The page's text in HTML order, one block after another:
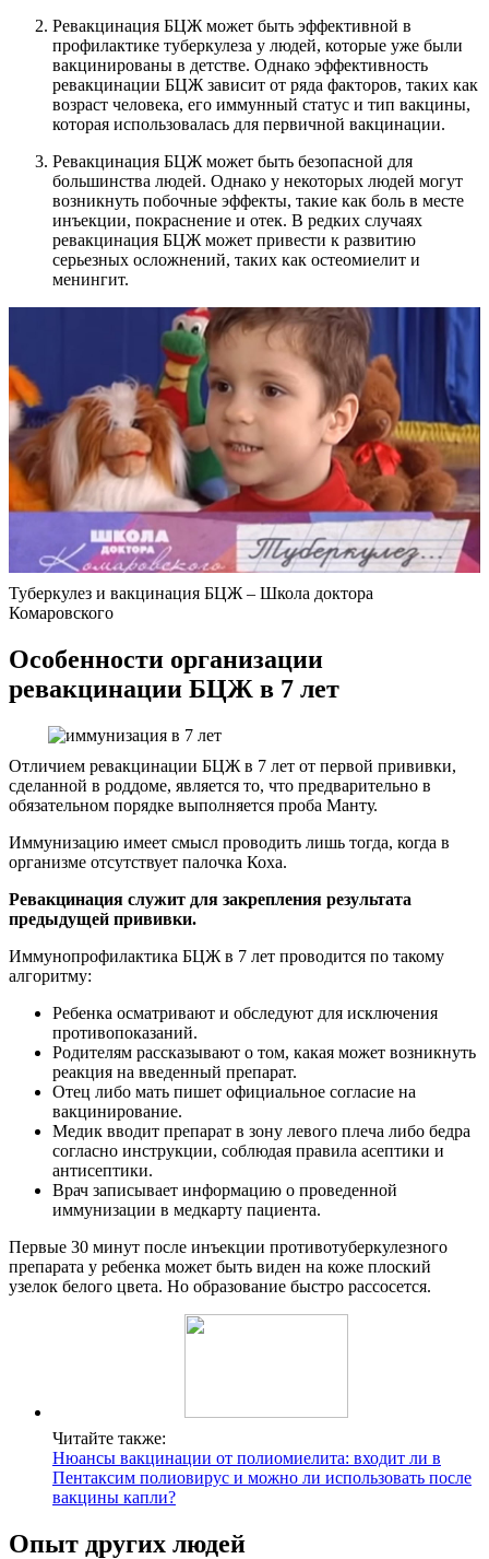
Ревакцинация БЦЖ может быть эффективной в
профилактике туберкулеза у людей, которые уже были
вакцинированы в детстве. Однако эффективность
ревакцинации БЦЖ зависит от ряда факторов, таких как
возраст человека, его иммунный статус и тип вакцины,
которая использовалась для первичной вакцинации.
Ревакцинация БЦЖ может быть безопасной для
большинства людей. Однако у некоторых людей могут
возникнуть побочные эффекты, такие как боль в месте
инъекции, покраснение и отек. В редких случаях
ревакцинация БЦЖ может привести к развитию
серьезных осложнений, таких как остеомиелит и
менингит.
Туберкулез и вакцинация БЦЖ – Школа доктора
Комаровского
Особенности организации
ревакцинации БЦЖ в 7 лет
Отличием ревакцинации БЦЖ в 7 лет от первой прививки,
сделанной в роддоме, является то, что предварительно в
обязательном порядке выполняется проба Манту.
Иммунизацию имеет смысл проводить лишь тогда, когда в
организме отсутствует палочка Коха.
Ревакцинация служит для закрепления результата
предыдущей прививки.
Иммунопрофилактика БЦЖ в 7 лет проводится по такому
алгоритму:
Ребенка осматривают и обследуют для исключения
противопоказаний.
Родителям рассказывают о том, какая может возникнуть
реакция на введенный препарат.
Отец либо мать пишет официальное согласие на
вакцинирование.
Медик вводит препарат в зону левого плеча либо бедра
согласно инструкции, соблюдая правила асептики и
антисептики.
Врач записывает информацию о проведенной
иммунизации в медкарту пациента.
Первые 30 минут после инъекции противотуберкулезного
препарата у ребенка может быть виден на коже плоский
узелок белого цвета. Но образование быстро рассосется.
Читайте также:
Нюансы вакцинации от полиомиелита: входит ли в
Пентаксим полиовирус и можно ли использовать после
вакцины капли?
Опыт других людей